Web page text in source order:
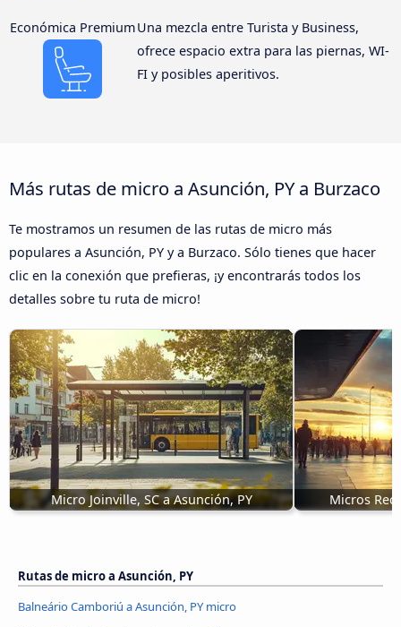
Económica PremiumUna mezcla entre Turista y Business,
ofrece espacio extra para las piernas, WI-
FI y posibles aperitivos.
Más rutas de micro a Asunción, PY a Burzaco
Te mostramos un resumen de las rutas de micro más
populares a Asunción, PY y a Burzaco. Sólo tienes que hacer
clic en la conexión que prefieras, ¡y encontrarás todos los
detalles sobre tu ruta de micro!
Micro Joinville, SC a Asunción, PY Micros
Rutas de micro a Asunción, PY
Balneário Camboriú a Asunción, PY micro